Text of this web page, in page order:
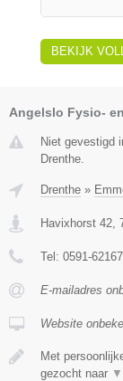
BEKIJK
Angelslo Fysio-
Niet gevestigd
Drenthe.
Drenthe »
Havixhorst 42
Tel: 0591-
E-mailadres
Website
Met
gezocht naar ▼